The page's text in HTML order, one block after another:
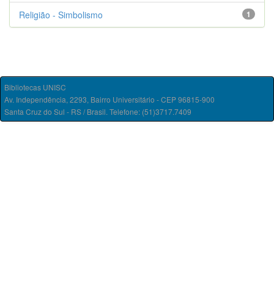
1
Religião - Simbolismo
Bibliotecas UNISC
Av. Independência, 2293, Bairro Universitário - CEP 96815-900
Santa Cruz do Sul - RS / Brasil. Telefone: (51)3717.7409